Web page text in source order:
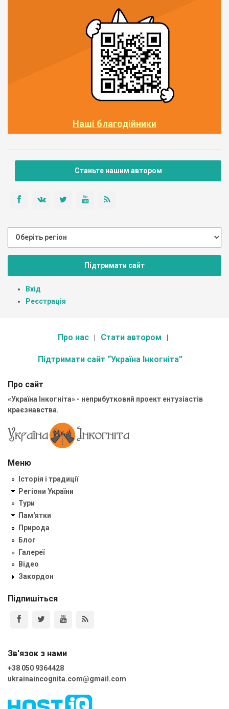
Наші благодійники
Станьте нашим автором
Підтримати сайт
Вхід
Реєстрація
Про нас Стати автором
Підтримати сайт “Україна Інкогніта”
Про сайт
«Україна Інкогніта» - неприбутковий проект ентузіастів
краєзнавства.
Меню
Історія і традиції
Регіони України
Тури
Пам'ятки
Природа
Блог
Галереї
Відео
Закордон
Підпишіться
Зв'язок з нами
+38 050 9364428
ukrainaincognita.com@gmail.com